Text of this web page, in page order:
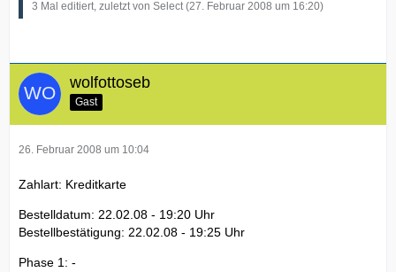
3 Mal editiert, zuletzt von Select (27. Februar 2008 um 16:20)
wolfottoseb
Gast
26. Februar 2008 um 10:04
Zahlart: Kreditkarte
Bestelldatum: 22.02.08 - 19:20 Uhr
Bestellbestätigung: 22.02.08 - 19:25 Uhr
Phase 1: -